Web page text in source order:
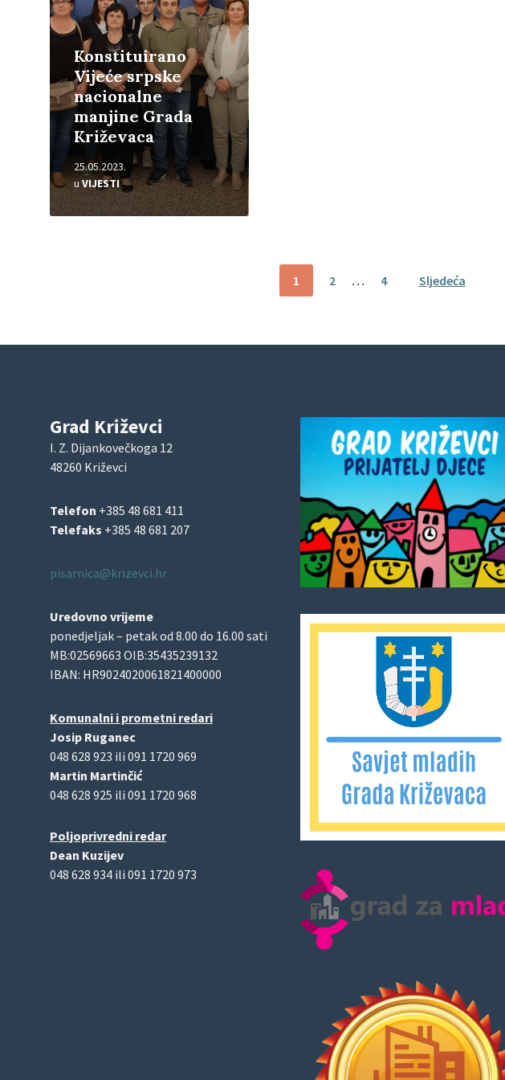
Konstituirano
Vijeće srpske
nacionalne
manjine Grada
Križevaca
25.05.2023.
uVIJESTI
objava
1 2 … 4 Sljedeća
Grad Križevci
I. Z. Dijankovečkoga 12
48260 Križevci
Telefon +385 48 681 411
Telefaks +385 48 681 207
pisarnica@krizevci.hr
Uredovno vrijeme
ponedjeljak – petak od 8.00 do 16.00 sati
MB:02569663 OIB:35435239132
IBAN: HR9024020061821400000
Komunalni i prometni redari
Josip Ruganec
048 628 923 ili 091 1720 969
Martin Martinčić
048 628 925 ili 091 1720 968
Poljoprivredni redar
Dean Kuzijev
048 628 934 ili 091 1720 973